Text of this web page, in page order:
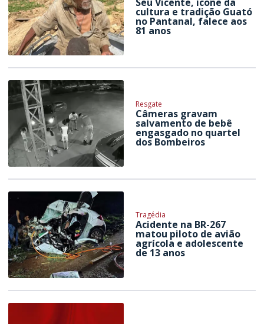
cultura e tradição Guató
no Pantanal, falece aos
81 anos
Resgate
Câmeras gravam
salvamento de bebê
engasgado no quartel
dos Bombeiros
Tragédia
Acidente na BR-267
matou piloto de avião
agrícola e adolescente
de 13 anos